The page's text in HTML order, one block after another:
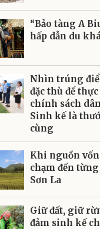
“Bảo tàng A
hấp dẫn du
Nhìn trúng
đặc thù để
chính sách
Sinh kế là
cùng
Khi nguồn
chạm đến
Sơn La
Giữ đất, giữ
đảm sinh kế